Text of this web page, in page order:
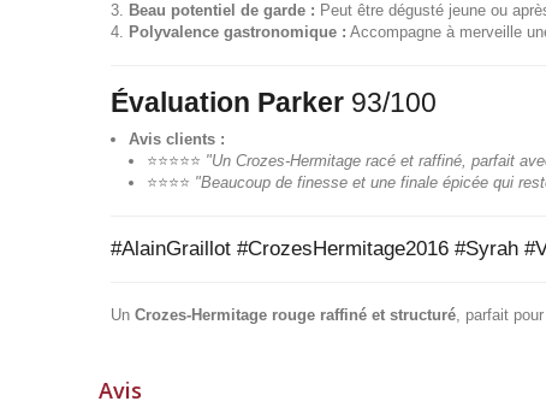
Beau potentiel de garde : Peut être dégusté jeune ou
Polyvalence gastronomique : Accompagne à merveille
Évaluation Parker 93/100
Avis clients :
⭐⭐⭐⭐⭐ "Un Crozes-Hermitage racé et raffiné, parfait
⭐⭐⭐⭐ "Beaucoup de finesse et une finale épicée qui
#AlainGraillot #CrozesHermitage2016 #Syrah
Un Crozes-Hermitage rouge raffiné et structuré, parfait
Avis